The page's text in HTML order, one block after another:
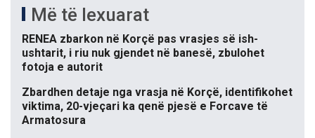
Më të lexuarat
RENEA zbarkon në Korçë pas vrasjes së ish-
ushtarit, i riu nuk gjendet në banesë, zbulohet
fotoja e autorit
Zbardhen detaje nga vrasja në Korçë, identifikohet
viktima, 20-vjeçari ka qenë pjesë e Forcave të
Armatosura